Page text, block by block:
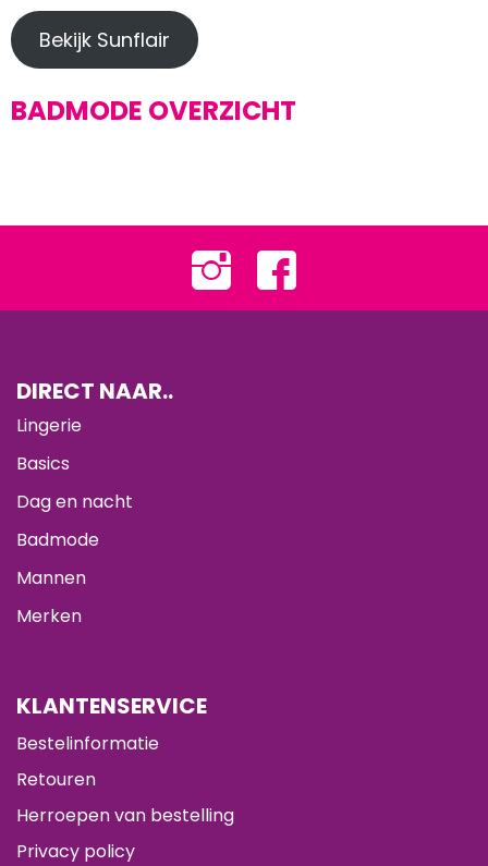
Bekijk Sunflair
BADMODE OVERZICHT
DIRECT NAAR..
Lingerie
Basics
Dag en nacht
Badmode
Mannen
Merken
KLANTENSERVICE
Bestelinformatie
Retouren
Herroepen van bestelling
Privacy policy